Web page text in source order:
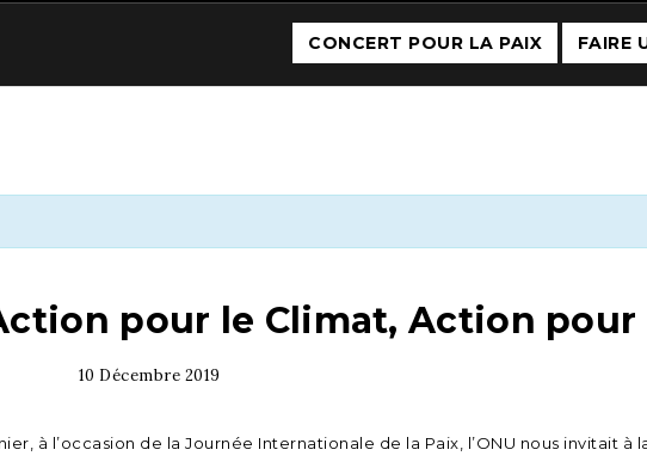
CONCERT POUR LA PAIX FAIRE
pour le Climat, Action pour
10 Décembre 2019
à l’occasion de la Journée Internationale de la Paix, l’ONU nous invitait à